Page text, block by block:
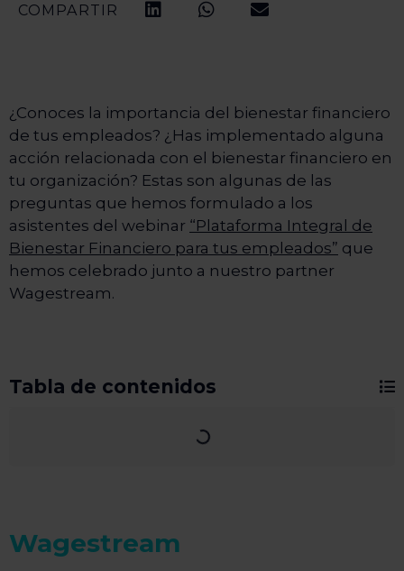
COMPARTIR
¿Conoces la importancia del bienestar financiero
de tus empleados? ¿Has implementado alguna
acción relacionada con el bienestar financiero en
tu organización? Estas son algunas de las
preguntas que hemos formulado a los
asistentes del webinar “Plataforma Integral de
Bienestar Financiero para tus empleados” que
hemos celebrado junto a nuestro partner
Wagestream.
Tabla de contenidos
Wagestream